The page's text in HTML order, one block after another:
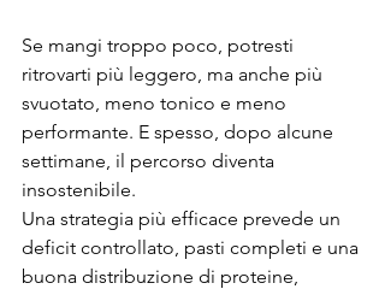
Se mangi troppo poco, potresti
ritrovarti più leggero, ma anche più
svuotato, meno tonico e meno
performante. E spesso, dopo alcune
settimane, il percorso diventa
insostenibile.
Una strategia più efficace prevede un
deficit controllato, pasti completi e una
buona distribuzione di proteine,